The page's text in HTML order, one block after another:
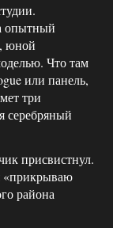
опытный
юной
Что там
или панель,
три
серебряный
присвистнул.
«прикрываю
района